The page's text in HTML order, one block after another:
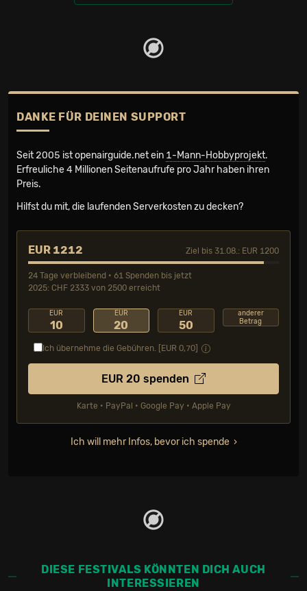
DANKE FÜR DEINEN SUPPORT
Seit 2005 ist openairguide.net ein 1-Mann-Hobbyprojekt.
Erfreuliche 4 Millionen Seiten­aufrufe pro Jahr haben ihren
Preis.
Hilfst du mit, die laufenden Serverkosten zu decken?
EUR 1212 Ziel bis 31.08.: EUR 1200
24 Tage verbleibend • 61 Spenden bis jetzt
2025: CHF 2333 von 2500 erreicht
EUR
10
EUR
20
EUR
50
anderer
Betrag
Ich übernehme die Gebühren. [EUR 0,70
EUR 20 spenden
Karte • PayPal • Google Pay • Apple Pay
Ich will mehr Infos, bevor ich spende
DIESE FESTIVALS KÖNNTEN DICH AUCH
INTERESSIEREN